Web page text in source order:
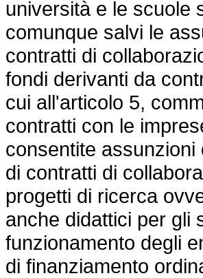
università e le scuole
comunque salvi le
contratti di
fondi derivanti da
cui all'articolo 5,
contratti con le
consentite
di contratti di
progetti di ricerca
anche didattici per gli
funzionamento degli
di finanziamento